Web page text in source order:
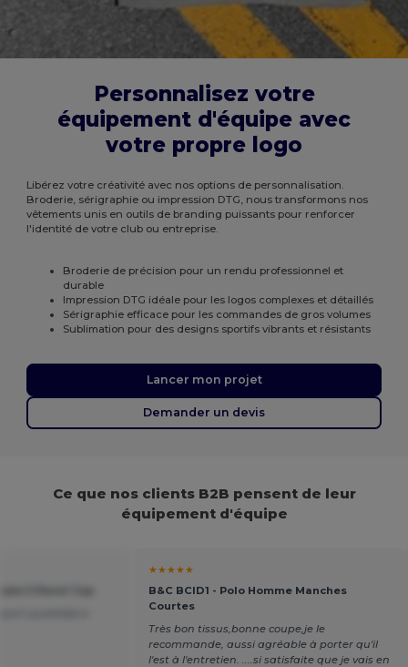
Personnalisez votre
équipement d'équipe avec
votre propre logo
Libérez votre créativité avec nos options de personnalisation.
Broderie, sérigraphie ou impression DTG, nous transformons nos
vêtements unis en outils de branding puissants pour renforcer
l'identité de votre club ou entreprise.
Broderie de précision pour un rendu professionnel et
durable
Impression DTG idéale pour les logos complexes et détaillés
Sérigraphie efficace pour les commandes de gros volumes
Sublimation pour des designs sportifs vibrants et résistants
Lancer mon projet
Demander un devis
Ce que nos clients B2B pensent de leur
équipement d'équipe
★★★★★
B&C BCID1 - Polo Homme Manches
Courtes
Très bon tissus,bonne coupe,je le
recommande, aussi agréable à porter qu'il
l'est à l'entretien. ....si satisfaite que je vais en